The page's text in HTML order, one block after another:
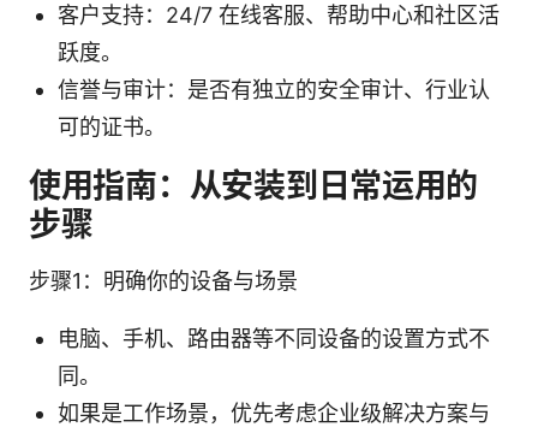
客户支持：24/7 在线客服、帮助中心和社区活
跃度。
信誉与审计：是否有独立的安全审计、行业认
可的证书。
使用指南：从安装到日常运用的
步骤
步骤1：明确你的设备与场景
电脑、手机、路由器等不同设备的设置方式不
同。
如果是工作场景，优先考虑企业级解决方案与